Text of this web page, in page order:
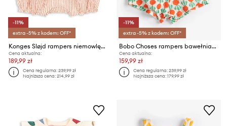
-11%
extra -5% z kodem: OFF*
Konges Sløjd rampers niemowlęcy bawełniany ELLIE FRILL ROMPER GOTS
Cena aktualna:
189,99 zł
Cena regularna:239,99 zł
Najniższa cena:214,99 zł
-11%
extra -5% z kodem: OFF*
Bobo Choses rampers bawełniany niemowlęcy Cool Radish
Cena aktualna:
159,99 zł
Cena regularna:239,99 zł
Najniższa cena:179,99 zł